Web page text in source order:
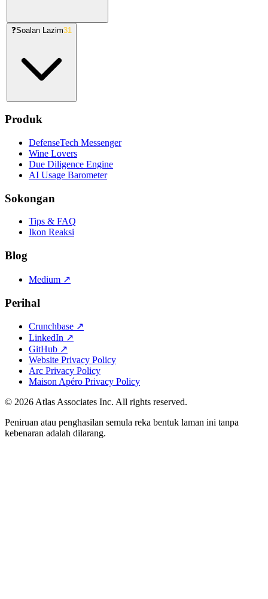
❓Soalan Lazim31
Produk
DefenseTech Messenger
Wine Lovers
Due Diligence Engine
AI Usage Barometer
Sokongan
Tips & FAQ
Ikon Reaksi
Blog
Medium ↗
Perihal
Crunchbase ↗
LinkedIn ↗
GitHub ↗
Website Privacy Policy
Arc Privacy Policy
Maison Apéro Privacy Policy
© 2026 Atlas Associates Inc. All rights reserved.
Peniruan atau penghasilan semula reka bentuk laman ini tanpa
kebenaran adalah dilarang.